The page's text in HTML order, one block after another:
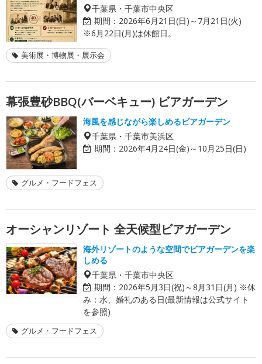
千葉県・千葉市中央区
期間： 2026年6月21日(日)～7月21日(火)
※6月22日(月)は休館日。
美術展・博物展・展示会
幕張豊砂BBQ(バーベキュー) ビアガーデン
海風を感じながら楽しめるビアガーデン
千葉県・千葉市美浜区
期間： 2026年4月24日(金)～10月25日(日)
グルメ・フードフェス
オーシャンリゾート 全天候型ビアガーデン
海外リゾートのような空間でビアガーデンを楽
しめる
千葉県・千葉市中央区
期間： 2026年5月3日(祝)～8月31日(月) ※休
み：水、婚礼のある日(最新情報は公式サイト
を参照)
グルメ・フードフェス